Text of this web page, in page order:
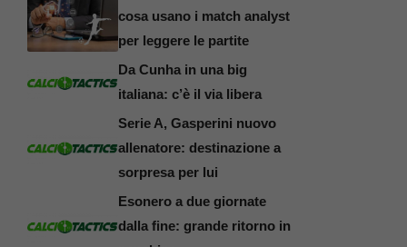
cosa usano i match analyst
per leggere le partite
Da Cunha in una big
italiana: c’è il via libera
Serie A, Gasperini nuovo
allenatore: destinazione a
sorpresa per lui
Esonero a due giornate
dalla fine: grande ritorno in